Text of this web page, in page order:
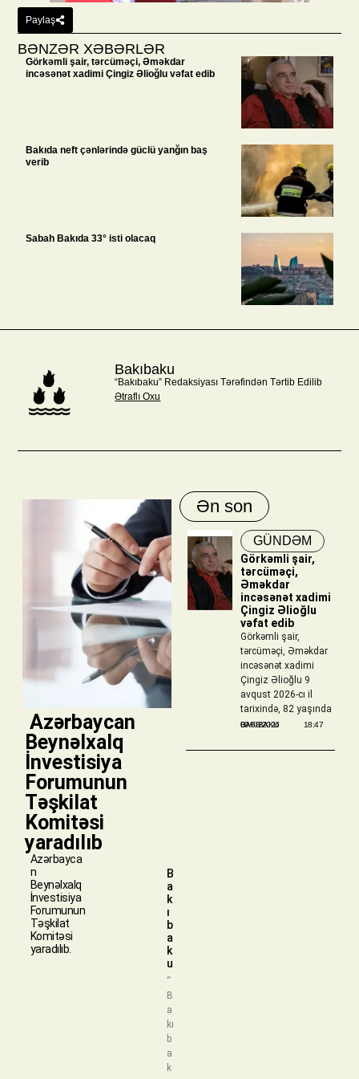
Paylaş
BƏNZƏR XƏBƏRLƏR
Görkəmli şair, tərcüməçi, Əməkdar
incəsənət xadimi Çingiz Əlioğlu vəfat edib
Bakıda neft çənlərində güclü yanğın baş
verib
Sabah Bakıda 33° isti olacaq
Bakıbaku
“Bakıbaku” Redaksiyası Tərəfindən Tərtib Edilib
Ətraflı Oxu
​ Azərbaycan
Beynəlxalq
İnvestisiya
Forumunun
Təşkilat
Komitəsi
yaradılıb
Azərbayca
n
Beynəlxalq
İnvestisiya
Forumunun
Təşkilat
Komitəsi
yaradılıb.
B
a
k
ı
b
a
k
u
“
B
a
kı
b
a
k
Ən son
GÜNDƏM
Görkəmli şair,
tərcüməçi,
Əməkdar
incəsənət xadimi
Çingiz Əlioğlu
vəfat edib
Görkəmli şair,
tərcüməçi, Əməkdar
incəsənət xadimi
Çingiz Əlioğlu 9
avqust 2026-cı il
tarixində, 82 yaşında
BAKIBAKU
09/08/2026 18:47